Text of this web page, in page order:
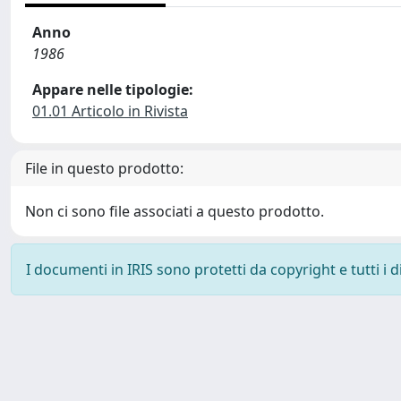
Anno
1986
Appare nelle tipologie:
01.01 Articolo in Rivista
File in questo prodotto:
Non ci sono file associati a questo prodotto.
I documenti in IRIS sono protetti da copyright e tutti i